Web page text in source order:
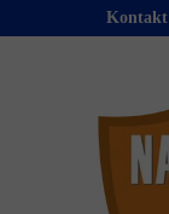
Kontakt